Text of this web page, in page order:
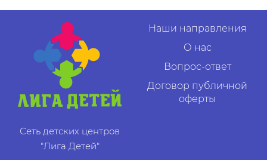
Сеть детских центров
"Лига Детей"
Наши направления
О нас
Вопрос-ответ
Договор публичной
оферты